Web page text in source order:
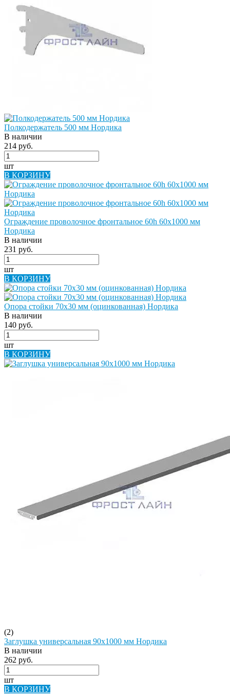
Полкодержатель 500 мм Нордика
В наличии
214 руб.
шт
В КОРЗИНУ
Ограждение проволочное фронтальное 60h 60х1000 мм
Нордика
В наличии
231 руб.
шт
В КОРЗИНУ
Опора стойки 70х30 мм (оцинкованная) Нордика
В наличии
140 руб.
шт
В КОРЗИНУ
(2)
Заглушка универсальная 90х1000 мм Нордика
В наличии
262 руб.
шт
В КОРЗИНУ